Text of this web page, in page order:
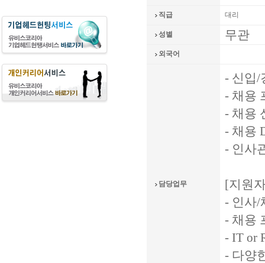
직급 대리
성별 무관
외국어
담당업무
- 신입/
- 채용
- 채용
- 채용
- 인사
[지원
- 인사/
- 채용
- IT or
- 다양